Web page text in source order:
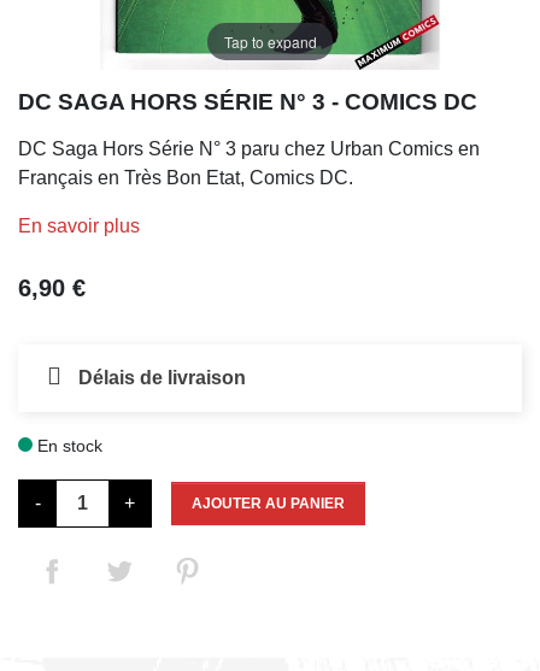
Tap to expand
DC SAGA HORS SÉRIE N° 3 - COMICS DC
DC Saga Hors Série N° 3 paru chez Urban Comics en
Français en Très Bon Etat, Comics DC.
En savoir plus
6,90 €
Délais de livraison
En stock
- + AJOUTER AU PANIER